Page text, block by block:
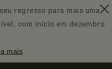
principal
regresso para mais uma
com início em dezembro
mais